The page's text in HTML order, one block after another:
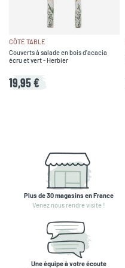
CÔTÉ TABLE
Couverts à salade en bois d'acacia
écru et vert - Herbier
19,95 €
Plus de 30 magasins en France
Venez nous rendre visite !
Une équipe à votre écoute